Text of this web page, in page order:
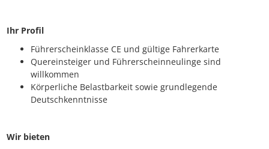
Ihr Profil
Führerscheinklasse CE und gültige Fahrerkarte
Quereinsteiger und Führerscheinneulinge sind
willkommen
Körperliche Belastbarkeit sowie grundlegende
Deutschkenntnisse
Wir bieten